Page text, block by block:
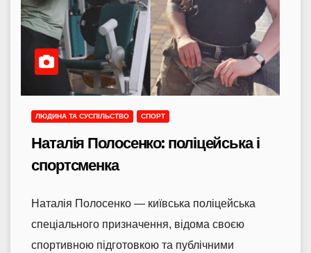
ЛЮДИНА ТА СУСПІЛЬСТВО СПОРТ
Наталія Полосенко: поліцейська і
спортсменка
Наталія Полосенко — київська поліцейська
спеціального призначення, відома своєю
спортивною підготовкою та публічними